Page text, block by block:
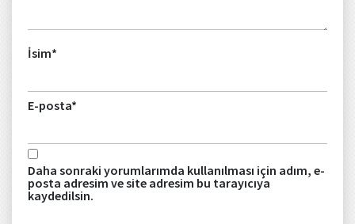
İsim*
E-posta*
Daha sonraki yorumlarımda kullanılması için adım, e-
posta adresim ve site adresim bu tarayıcıya
kaydedilsin.